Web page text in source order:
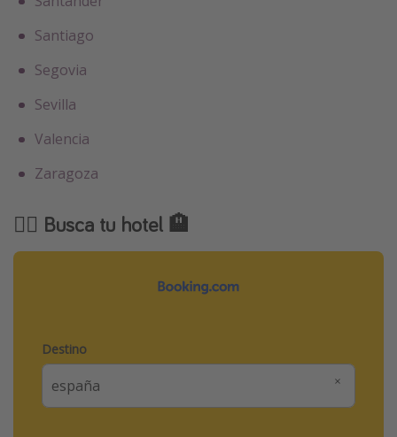
Santiago
Segovia
Sevilla
Valencia
Zaragoza
🕵️‍♂️ Busca tu hotel 🏨
Destino